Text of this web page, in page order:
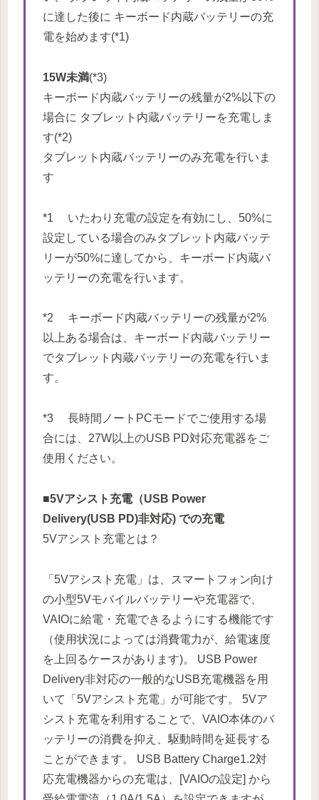
に達した後に キーボード内蔵バッテリーの充
電を始めます(*1)
15W未満(*3)
キーボード内蔵バッテリーの残量が2%以下の
場合に タブレット内蔵バッテリーを充電しま
す(*2)
タブレット内蔵バッテリーのみ充電を行いま
す
*1 いたわり充電の設定を有効にし、50%に
設定している場合のみタブレット内蔵バッテ
リーが50%に達してから、キーボード内蔵バ
ッテリーの充電を行います。
*2 キーボード内蔵バッテリーの残量が2%
以上ある場合は、キーボード内蔵バッテリー
でタブレット内蔵バッテリーの充電を行いま
す。
*3 長時間ノートPCモードでご使用する場
合には、27W以上のUSB PD対応充電器をご
使用ください。
■5Vアシスト充電（USB Power
Delivery(USB PD)非対応) での充電
5Vアシスト充電とは？
「5Vアシスト充電」は、スマートフォン向け
の小型5Vモバイルバッテリーや充電器で、
VAIOに給電・充電できるようにする機能です
（使用状況によっては消費電力が、給電速度
を上回るケースがあります)。 USB Power
Delivery非対応の一般的なUSB充電機器を用
いて「5Vアシスト充電」が可能です。 5Vア
シスト充電を利用することで、VAIO本体のバ
ッテリーの消費を抑え、駆動時間を延長する
ことができます。 USB Battery Charge1.2対
応充電機器からの充電は、[VAIOの設定] から